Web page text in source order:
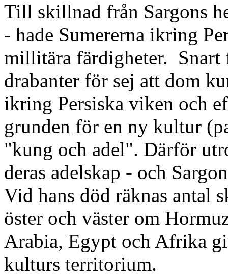
Till skillnad från Sargons
- hade Sumererna ikring
millitära färdigheter. Snart
drabanter för sej att dom
ikring Persiska viken och
grunden för en ny kultur
"kung och adel". Därför
deras adelskap - och
Vid hans död räknas antal
öster och väster om
Arabia, Egypt och Afrika
kulturs territorium.